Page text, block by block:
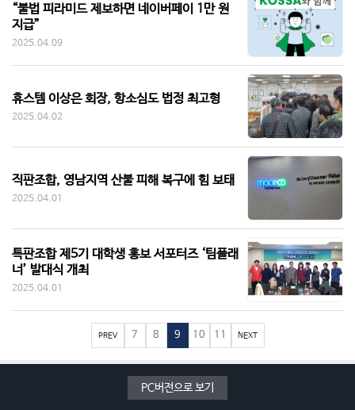
“불법 피라미드 제보하면 네이버페이 1만 원
지급”
2025.04.09
휴스템 이상은 회장, 항소심도 법정 최고형
2025.04.02
직판조합, 영남지역 산불 피해 복구에 힘 보태
2025.04.01
특판조합 제5기 대학생 홍보 서포터즈 ‘팀플래
너’ 발대식 개최
2025.04.01
PREV 7 8 9 10 11 NEXT
PC버전으로 보기